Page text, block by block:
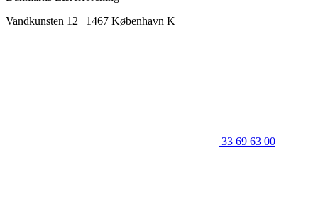
Vandkunsten 12 | 1467 København K
33 69 63 00